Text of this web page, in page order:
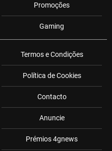
Promoções
Gaming
Termos e Condições
Política de Cookies
Contacto
Anuncie
Prémios 4gnews